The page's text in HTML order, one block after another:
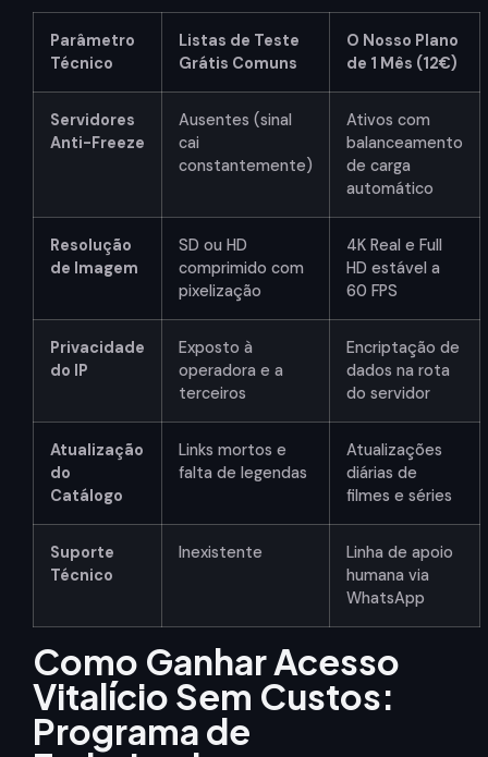
Parâmetro
Técnico
Listas de Teste
Grátis Comuns
O Nosso Plano
de 1 Mês (12€)
Servidores
Anti-Freeze
Ausentes (sinal
cai
constantemente)
Ativos com
balanceamento
de carga
automático
Resolução
de Imagem
SD ou HD
comprimido com
pixelização
4K Real e Full
HD estável a
60 FPS
Privacidade
do IP
Exposto à
operadora e a
terceiros
Encriptação de
dados na rota
do servidor
Atualização
do
Catálogo
Links mortos e
falta de legendas
Atualizações
diárias de
filmes e séries
Suporte
Técnico
Inexistente
Linha de apoio
humana via
WhatsApp
Como Ganhar Acesso
Vitalício Sem Custos:
Programa de